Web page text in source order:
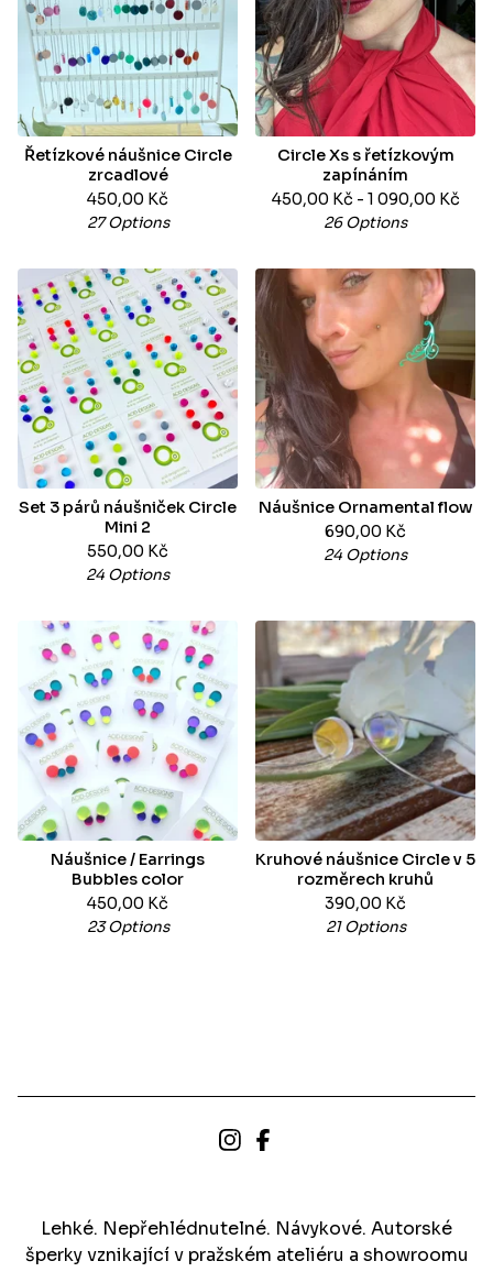
Řetízkové náušnice Circle
zrcadlové
450,00 Kč
27 Options
Circle Xs s řetízkovým
zapínáním
450,00 Kč - 1 090,00 Kč
26 Options
Set 3 párů náušniček Circle
Mini 2
550,00 Kč
24 Options
Náušnice Ornamental flow
690,00 Kč
24 Options
Náušnice / Earrings
Bubbles color
450,00 Kč
23 Options
Kruhové náušnice Circle v 5
rozměrech kruhů
390,00 Kč
21 Options
Lehké. Nepřehlédnutelné. Návykové. Autorské
šperky vznikající v pražském ateliéru a showroomu